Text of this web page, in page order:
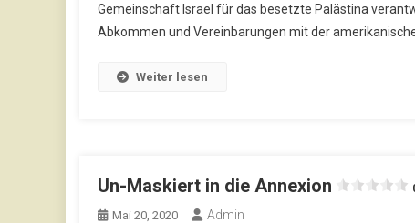
Gemeinschaft Israel für das besetzte Palästina
Abkommen und Vereinbarungen mit der
Weiter lesen
Un-Maskiert in die Annexion
Mai 20, 2020 Admin